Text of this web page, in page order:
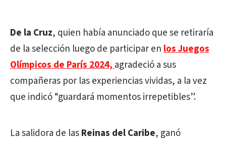
De la Cruz, quien había anunciado que se retiraría
de la selección luego de participar enlos Juegos
Olímpicos de París 2024,agradeció a sus
compañeras por las experiencias vividas, a la vez
que indicó “guardará momentos irrepetibles”.
La salidora de lasReinas del Caribe, ganó